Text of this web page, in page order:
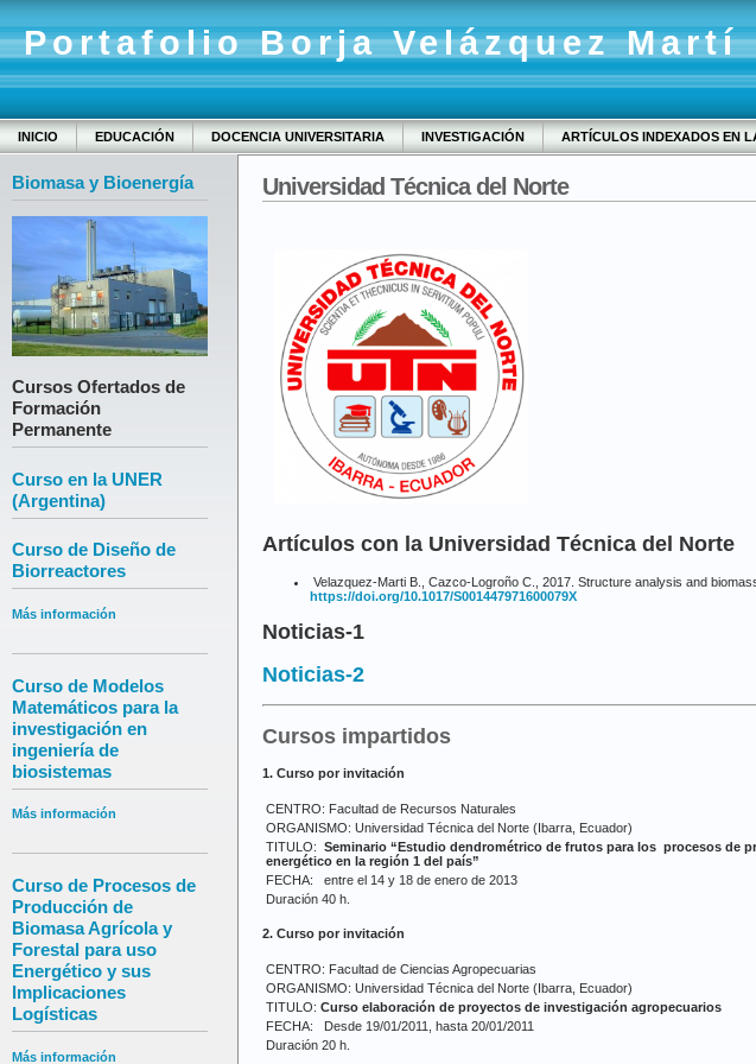
Portafolio Borja Velázquez Martí
INICIO EDUCACIÓN DOCENCIA UNIVERSITARIA INVESTIGACIÓN ARTÍCULOS INDEXADOS EN
Biomasa y Bioenergía
Cursos Ofertados de
Formación
Permanente
Curso en la UNER
(Argentina)
Curso de Diseño de
Biorreactores
Más información
Curso de Modelos
Matemáticos para la
investigación en
ingeniería de
biosistemas
Más información
Curso de Procesos de
Producción de
Biomasa Agrícola y
Forestal para uso
Energético y sus
Implicaciones
Logísticas
Más información
Universidad Técnica del Norte
Artículos con la Universidad Técnica del Norte
Velazquez-Marti B., Cazco-Logroño C., 2017. Structure analysis and
https://doi.org/10.1017/S001447971600079X
Noticias-1
Noticias-2
Cursos impartidos
1. Curso por invitación
CENTRO: Facultad de Recursos Naturales
ORGANISMO: Universidad Técnica del Norte (Ibarra, Ecuador)
TITULO: Seminario “Estudio dendrométrico de frutos para los procesos de
energético en la región 1 del país”
FECHA: entre el 14 y 18 de enero de 2013
Duración 40 h.
2. Curso por invitación
CENTRO: Facultad de Ciencias Agropecuarias
ORGANISMO: Universidad Técnica del Norte (Ibarra, Ecuador)
TITULO: Curso elaboración de proyectos de investigación agropecuarios
FECHA: Desde 19/01/2011, hasta 20/01/2011
Duración 20 h.